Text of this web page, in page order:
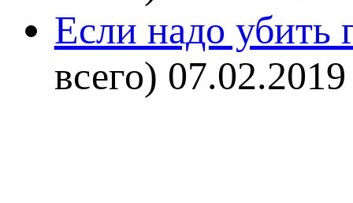
Если надо убить
всего) 07.02.2019